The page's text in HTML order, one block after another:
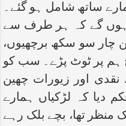
ساتھ شامل ہو گئے۔
ہوں گے کہ ہر طرف سے
چار سو سکھ برچھیوں،
ہم پر ٹوٹ پڑے۔ سب کو
نقدی اور زیورات چھین
دیا کہ لڑکیاں ہمارے
منظر تھا، بچے بلک رہے